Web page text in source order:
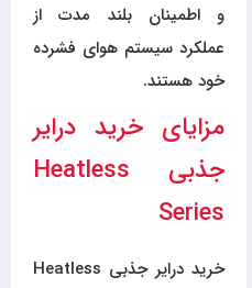
و اطمینان بلند مدت از
عملکرد سیستم هوای فشرده
خود هستند.
مزایای خرید درایر
جذبی Heatless
Series
خرید درایر جذبی Heatless